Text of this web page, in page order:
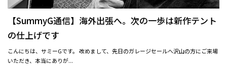
【SummyG通信】海外出張へ。次の一歩は新作テント
の仕上げです
こんにちは、サミーGです。 改めまして、先日のガレージセールへ沢山の方にご来場
いただき、本当にありが...